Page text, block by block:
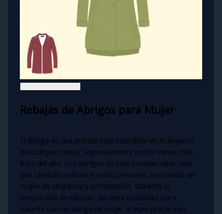
Rebajas de Abrigos para Mujer
El abrigo es una prenda imprescindible en el armario
de cualquier mujer, especialmente en los meses más
fríos del año. Los abrigos no solo brindan calor, sino
que también realzan el estilo personal, aportando un
toque de elegancia y sofisticación. Durante la
temporada de rebajas, las oportunidades para
hacerte con un abrigo de mujer a buen precio son